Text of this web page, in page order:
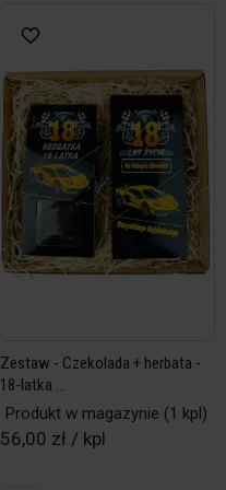
Zestaw - Czekolada + herbata -
18-latka ...
Produkt w magazynie (1 kpl)
56,00 zł / kpl